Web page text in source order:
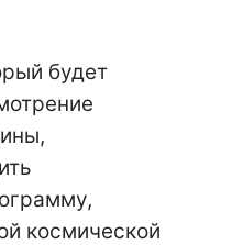
будет
космической